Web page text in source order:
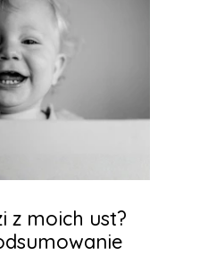
z moich ust?